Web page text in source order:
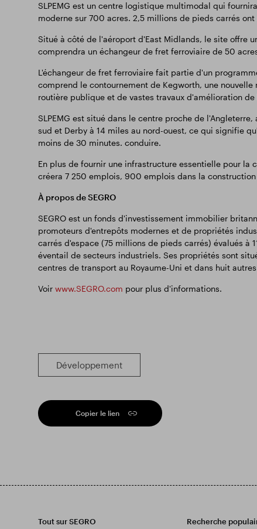
SLPEMG est un centre logistique multimodal qui
moderne sur 700 acres. 2,5 millions de pieds carrés
Situé à côté de l'aéroport d'East Midlands, le site offre
comprendra un échangeur de fret ferroviaire de 50
L'échangeur de fret ferroviaire fait partie d'un
comprend le contournement de Kegworth, une
routière publique et de vastes travaux d'amélioration de
SLPEMG est situé dans le centre proche de
sud et Derby à 14 miles au nord-ouest, ce qui signifie
moins de 30 minutes. conduire.
En plus de fournir une infrastructure essentielle pour
créera 7 250 emplois, 900 emplois dans la
À propos de SEGRO
SEGRO est un fonds d'investissement immobilier
promoteurs d'entrepôts modernes et de propriétés
carrés d'espace (75 millions de pieds carrés) évalués
éventail de secteurs industriels. Ses propriétés sont
centres de transport au Royaume-Uni et dans huit
Voir www.SEGRO.com pour plus d'informations.
Développement
Copier le lien
Tout sur SEGRO Recherche